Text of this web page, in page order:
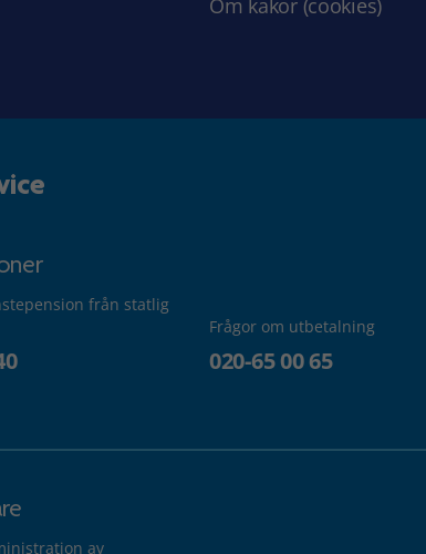
Om kakor (cookies)
från statlig
Frågor om utbetalning
020-65 00 65
av